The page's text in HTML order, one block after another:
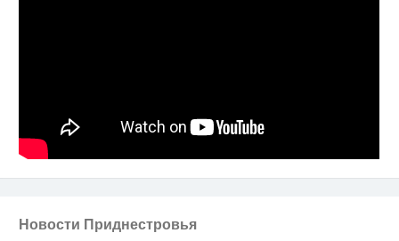
Новости Приднестровья